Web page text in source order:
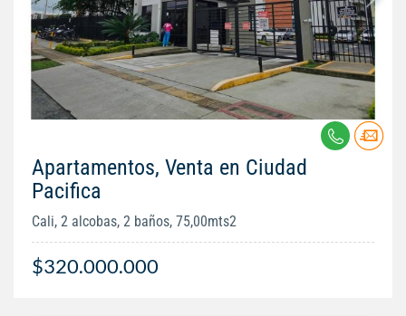
Apartamentos, Venta en Ciudad
Pacifica
Cali, 2 alcobas, 2 baños, 75,00mts2
$320.000.000